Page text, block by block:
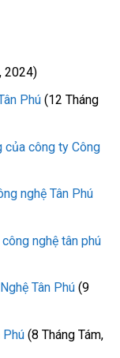
2024)
Phú (12 Tháng
của công ty Công
nghệ Tân Phú
nghệ tân phú
Tân Phú (9
Phú (8 Tháng Tám,